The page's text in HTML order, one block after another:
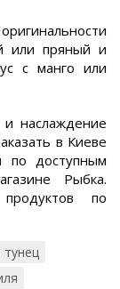
или пряный и
с манго или
наслаждение
в Киеве
по доступным
Рыбка.
по
тунец